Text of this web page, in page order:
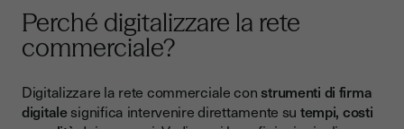
Perché digitalizzare la rete
commerciale?
Digitalizzare la rete commerciale construmenti di firma
digitalesignifica intervenire direttamente su tempi, costi